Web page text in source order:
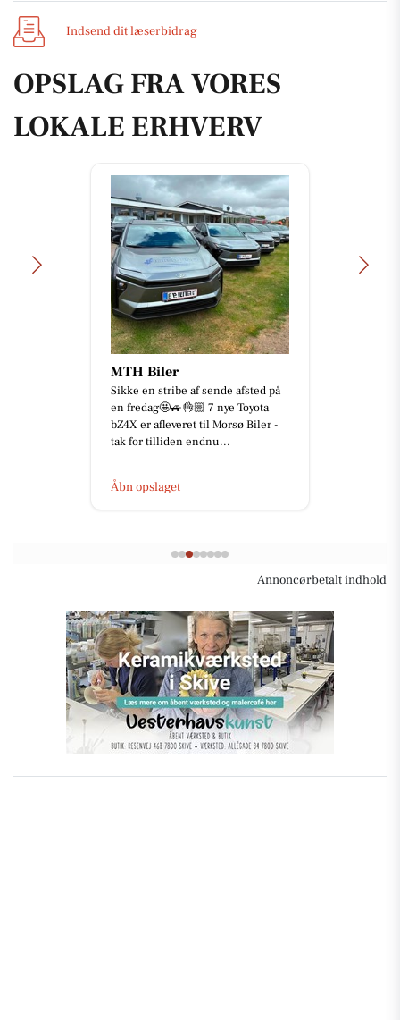
Indsend dit læserbidrag
OPSLAG FRA VORES
LOKALE ERHVERV
MTH Biler
Sikke en stribe af sende afsted på
en fredag🤩🚙👌🏼 7 nye Toyota
bZ4X er afleveret til Morsø Biler -
tak for tilliden endnu...
Åbn opslaget
Annoncørbetalt indhold